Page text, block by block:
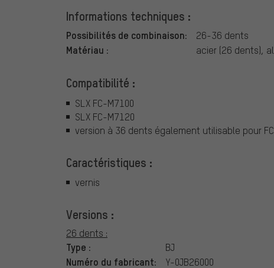
Informations techniques :
Possibilités de combinaison: 26-36 dents
Matériau : acier (26 dents),
Compatibilité :
SLX FC-M7100
SLX FC-M7120
version à 36 dents également utilisable pour
Caractéristiques :
vernis
Versions :
26 dents :
Type : BJ
Numéro du fabricant: Y-0JB26000